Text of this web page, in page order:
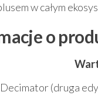
w całym
o
(druga